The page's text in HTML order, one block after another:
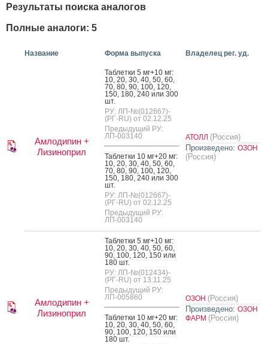
Результаты поиска аналогов
Полные аналоги: 5
Название Форма выпуска Владелец рег. уд.
Амлодипин +
Лизиноприл
Таб­летки 5 мг+10 мг:
10, 20, 30, 40, 50, 60,
70, 80, 90, 100, 120,
150, 180, 240 или 300
шт.
РУ: ЛП-№(012667)-
(РГ-RU) от 02.12.25
Предыдущий РУ:
ЛП-003140
Таб­летки 10 мг+20 мг:
10, 20, 30, 40, 50, 60,
70, 80, 90, 100, 120,
150, 180, 240 или 300
шт.
РУ: ЛП-№(012667)-
(РГ-RU) от 02.12.25
Предыдущий РУ:
ЛП-003140
АТОЛЛ (Россия)
Произведено: ОЗОН
(Россия)
Амлодипин +
Лизиноприл
Таб­летки 5 мг+10 мг:
10, 20, 30, 40, 50, 60,
90, 100, 120, 150 или
180 шт.
РУ: ЛП-№(012434)-
(РГ-RU) от 13.11.25
Предыдущий РУ:
ЛП-005860
Таб­летки 10 мг+20 мг:
10, 20, 30, 40, 50, 60,
90, 100, 120, 150 или
180 шт.
ОЗОН (Россия)
Произведено: ОЗОН
ФАРМ (Россия)